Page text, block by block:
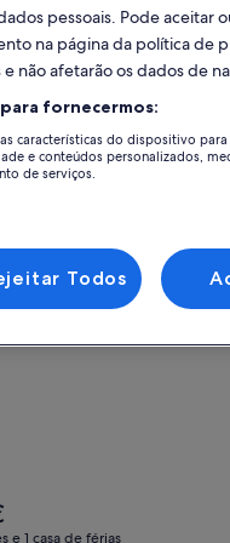
Cincinnati
Stay At Findlay
6-bedroom luxury in
Cincinnati with large
e 1 casa de férias
a oferta para o
pessoais. Pode aceitar
na página da política de
e não afetarão os dados de
fornecermos:
características do dispositivo para
e conteúdos personalizados,
de serviços.
Todos